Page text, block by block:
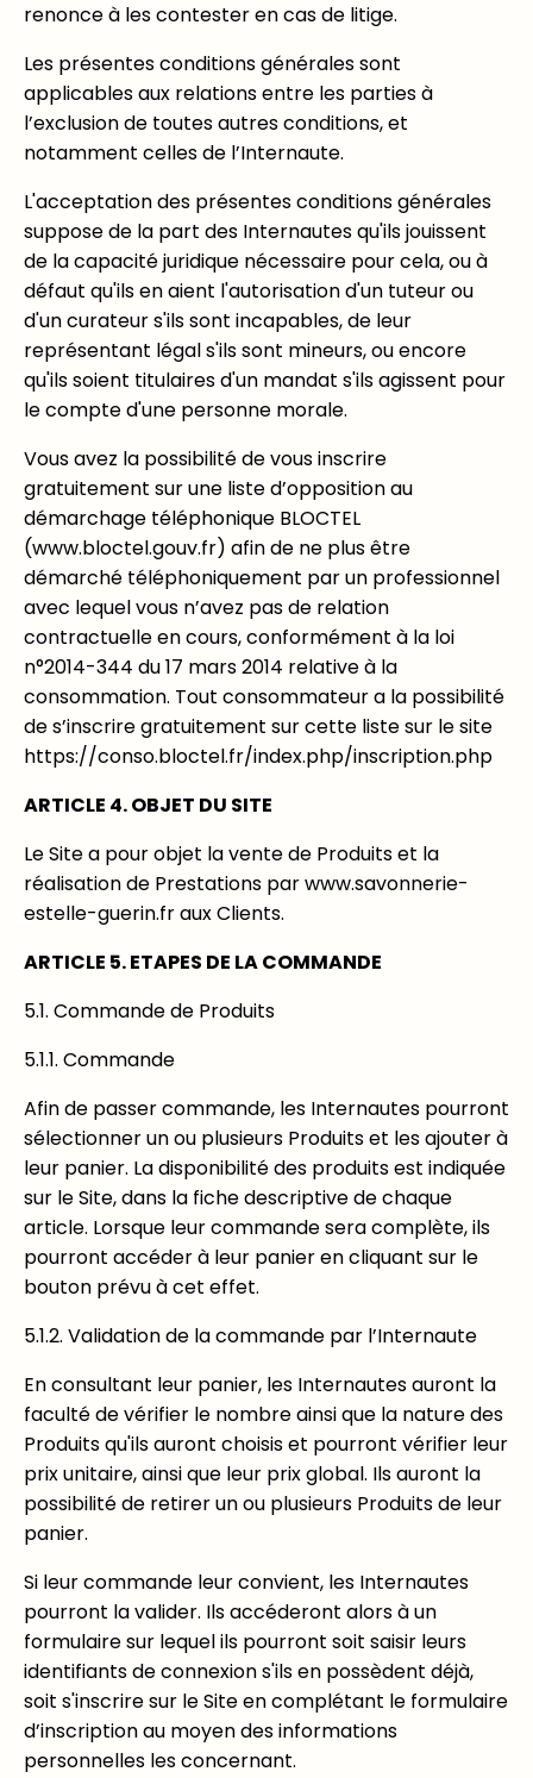
renonce à les contester en cas de litige.
Les présentes conditions générales sont
applicables aux relations entre les parties à
l’exclusion de toutes autres conditions, et
notamment celles de l’Internaute.
L'acceptation des présentes conditions générales
suppose de la part des Internautes qu'ils jouissent
de la capacité juridique nécessaire pour cela, ou à
défaut qu'ils en aient l'autorisation d'un tuteur ou
d'un curateur s'ils sont incapables, de leur
représentant légal s'ils sont mineurs, ou encore
qu'ils soient titulaires d'un mandat s'ils agissent pour
le compte d'une personne morale.
Vous avez la possibilité de vous inscrire
gratuitement sur une liste d’opposition au
démarchage téléphonique BLOCTEL
(www.bloctel.gouv.fr) afin de ne plus être
démarché téléphoniquement par un professionnel
avec lequel vous n’avez pas de relation
contractuelle en cours, conformément à la loi
n°2014-344 du 17 mars 2014 relative à la
consommation. Tout consommateur a la possibilité
de s’inscrire gratuitement sur cette liste sur le site
https://conso.bloctel.fr/index.php/inscription.php
ARTICLE 4. OBJET DU SITE
Le Site a pour objet la vente de Produits et la
réalisation de Prestations par www.savonnerie-
estelle-guerin.fr aux Clients.
ARTICLE 5. ETAPES DE LA COMMANDE
5.1. Commande de Produits
5.1.1. Commande
Afin de passer commande, les Internautes pourront
sélectionner un ou plusieurs Produits et les ajouter à
leur panier. La disponibilité des produits est indiquée
sur le Site, dans la fiche descriptive de chaque
article. Lorsque leur commande sera complète, ils
pourront accéder à leur panier en cliquant sur le
bouton prévu à cet effet.
5.1.2. Validation de la commande par l’Internaute
En consultant leur panier, les Internautes auront la
faculté de vérifier le nombre ainsi que la nature des
Produits qu'ils auront choisis et pourront vérifier leur
prix unitaire, ainsi que leur prix global. Ils auront la
possibilité de retirer un ou plusieurs Produits de leur
panier.
Si leur commande leur convient, les Internautes
pourront la valider. Ils accéderont alors à un
formulaire sur lequel ils pourront soit saisir leurs
identifiants de connexion s'ils en possèdent déjà,
soit s'inscrire sur le Site en complétant le formulaire
d’inscription au moyen des informations
personnelles les concernant.